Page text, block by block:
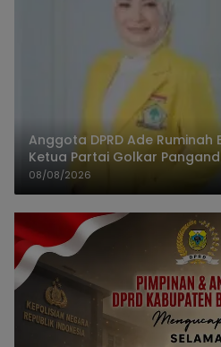
Anggota DPRD Ade
Ketua Partai Golkar
08/08/2026